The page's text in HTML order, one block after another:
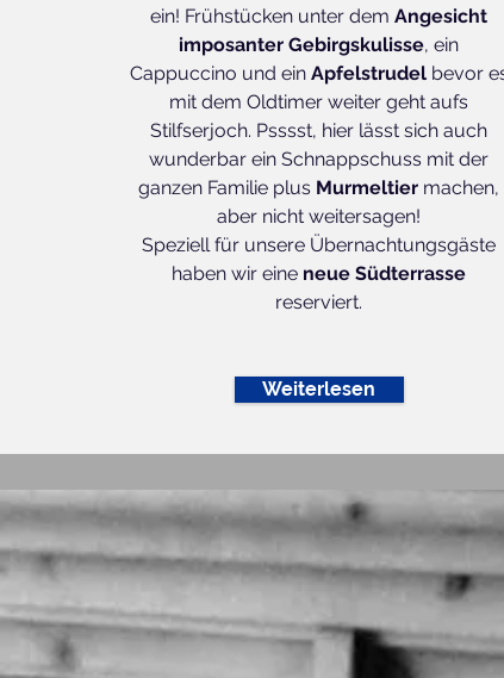
ein! Frühstücken unter demAngesicht
imposanter Gebirgskulisse, ein
Cappuccino und ein Apfelstrudel bevor
mit dem Oldtimer weiter geht aufs
Stilfserjoch. Psssst, hier lässt sich auch
wunderbar ein Schnappschuss mit der
ganzen Familie plus Murmeltier machen,
aber nicht weitersagen!
Speziell für unsere Übernachtungsgäste
haben wir eine neue Südterrasse
reserviert.
Weiterlesen